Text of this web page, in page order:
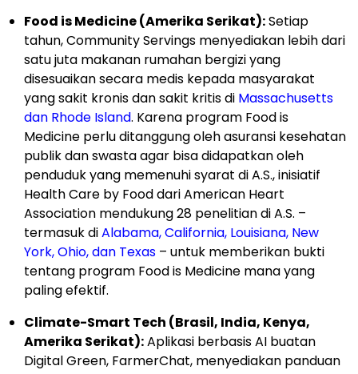
Food is Medicine (Amerika Serikat):Setiap
tahun, Community Servings menyediakan lebih dari
satu juta makanan rumahan bergizi yang
disesuaikan secara medis kepada masyarakat
yang sakit kronis dan sakit kritis di Massachusetts
dan Rhode Island. Karena program Food is
Medicine perlu ditanggung oleh asuransi kesehatan
publik dan swasta agar bisa didapatkan oleh
penduduk yang memenuhi syarat di A.S., inisiatif
Health Care by Food dari American Heart
Association mendukung 28 penelitian di A.S. –
termasuk diAlabama, California, Louisiana, New
York, Ohio, dan Texas – untuk memberikan bukti
tentang program Food is Medicine mana yang
paling efektif.
Climate-Smart Tech (Brasil, India, Kenya,
Amerika Serikat):Aplikasi berbasis AI buatan
Digital Green, FarmerChat, menyediakan panduan